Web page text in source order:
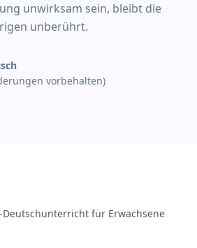
unwirksam sein, bleibt die
unberührt.
vorbehalten)
für Erwachsene